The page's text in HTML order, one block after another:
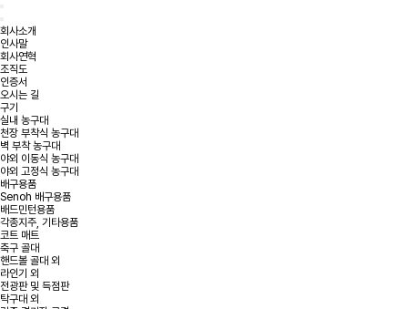
회사소개
인사말
회사연혁
조직도
인증서
오시는 길
구기
실내 농구대
천장 부착식 농구대
벽 부착 농구대
야외 이동식 농구대
야외 고정식 농구대
배구용품
Senoh 배구용품
배드민턴용품
각종지주, 기타용품
코트 매트
축구 골대
핸드볼 골대 외
라인기 외
전광판 및 득점판
탁구대 외